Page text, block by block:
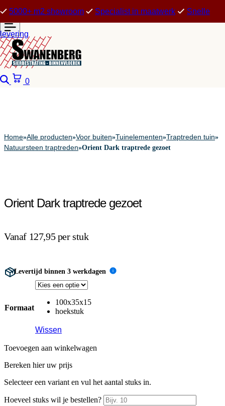
5000+ m2 showroom Specialist in maatwerk Snelle
levering
Zoeken
0
Home»Alle producten»Voor buiten»Tuinelementen»Traptreden tuin»
Natuursteen traptreden»Orient Dark traptrede gezoet
Orient Dark traptrede gezoet
Vanaf 127,95 per stuk
Levertijd binnen 3 werkdagen i
Formaat
100x35x15
hoekstuk
Wissen
Toevoegen aan winkelwagen
Bereken hier uw prijs
Selecteer een variant en vul het aantal stuks in.
Hoeveel stuks wil je bestellen?